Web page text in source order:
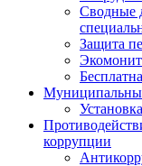
Сводные
Защита
коррупции